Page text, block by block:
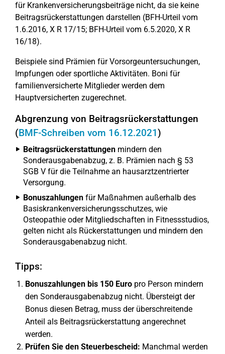
für Krankenversicherungsbeiträge nicht, da sie keine
Beitragsrückerstattungen darstellen (BFH-Urteil vom
1.6.2016, X R 17/15; BFH-Urteil vom 6.5.2020, X R
16/18).
Beispiele sind Prämien für Vorsorgeuntersuchungen,
Impfungen oder sportliche Aktivitäten. Boni für
familienversicherte Mitglieder werden dem
Hauptversicherten zugerechnet.
Abgrenzung von Beitragsrückerstattungen
(BMF-Schreiben vom 16.12.2021)
Beitragsrückerstattungen mindern den
Sonderausgabenabzug, z. B. Prämien nach § 53
SGB V für die Teilnahme an hausarztzentrierter
Versorgung.
Bonuszahlungen für Maßnahmen außerhalb des
Basiskrankenversicherungsschutzes, wie
Osteopathie oder Mitgliedschaften in Fitnessstudios,
gelten nicht als Rückerstattungen und mindern den
Sonderausgabenabzug nicht.
Tipps:
Bonuszahlungen bis 150 Euro pro Person mindern
den Sonderausgabenabzug nicht. Übersteigt der
Bonus diesen Betrag, muss der überschreitende
Anteil als Beitragsrückerstattung angerechnet
werden.
Prüfen Sie den Steuerbescheid: Manchmal werden